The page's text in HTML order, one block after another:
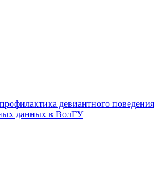
девиантного поведения
данных в ВолГУ